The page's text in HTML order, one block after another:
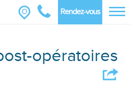
Rendez-vous
opératoires